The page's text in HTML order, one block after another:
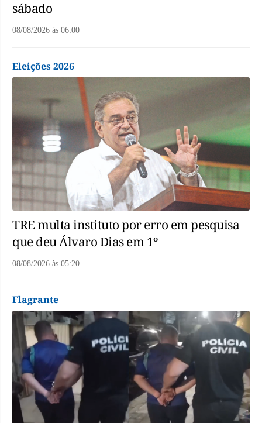
sábado
08/08/2026 às 06:00
Eleições 2026
TRE multa instituto por erro em pesquisa
que deu Álvaro Dias em 1º
08/08/2026 às 05:20
Flagrante